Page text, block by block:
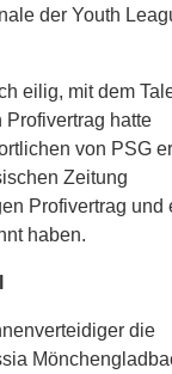
der Youth
eilig, mit dem
hatte
von PSG
Zeitung
Profivertrag und
haben.
die